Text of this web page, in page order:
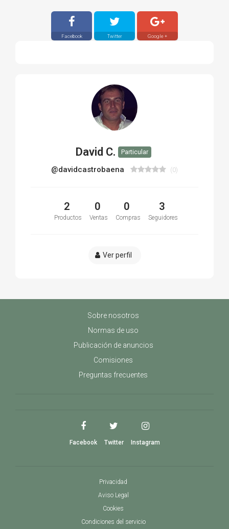
Facebook Twitter Google +
David C. Particular
@davidcastrobaena (0)
2
Productos
0
Ventas
0
Compras
3
Seguidores
Ver perfil
Sobre nosotros
Normas de uso
Publicación de anuncios
Comisiones
Preguntas frecuentes
Facebook Twitter Instagram
Privacidad
Aviso Legal
Cookies
Condiciones del servicio